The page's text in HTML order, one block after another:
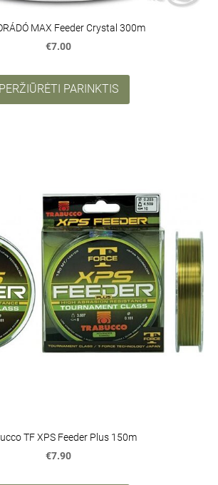
MAX Feeder Crystal 300m
€7.00
PERŽIŪRĖTI PARINKTIS
TF XPS Feeder Plus 150m
€7.90